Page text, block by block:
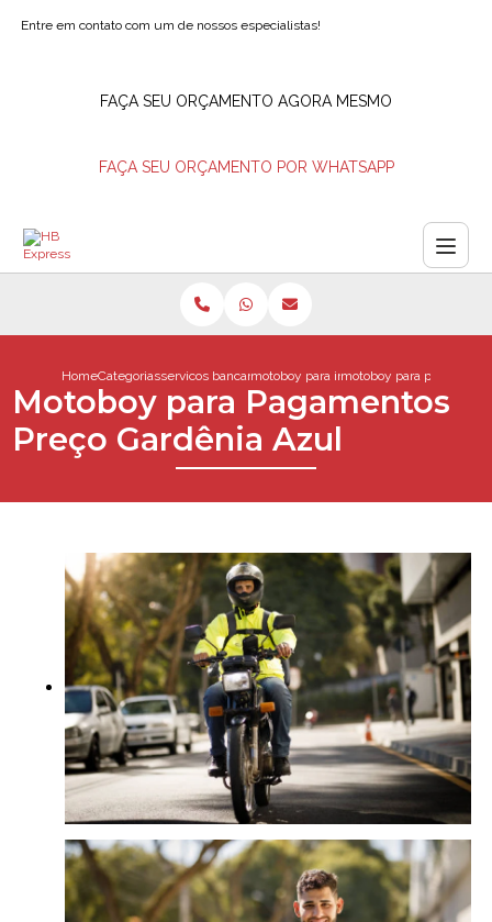
Entre em contato com um de nossos especialistas!
FAÇA SEU ORÇAMENTO AGORA MESMO
FAÇA SEU ORÇAMENTO POR WHATSAPP
HomeCategoriasservicos bancariosmotoboy para ir em agencia bancaria
motoboy para
Motoboy para Pagamentos
Preço Gardênia Azul